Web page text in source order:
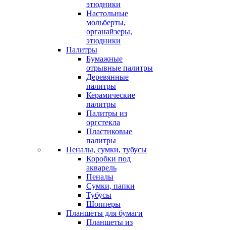
этюдники
Настольные
мольберты,
органайзеры,
этюдники
Палитры
Бумажные
отрывные палитры
Деревянные
палитры
Керамические
палитры
Палитры из
оргстекла
Пластиковые
палитры
Пеналы, сумки, тубусы
Коробки под
акварель
Пеналы
Сумки, папки
Тубусы
Шопперы
Планшеты для бумаги
Планшеты из